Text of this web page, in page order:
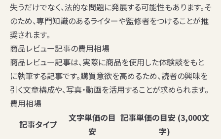
失うだけでなく、法的な問題に発展する可能性もあります。そ
のため、専門知識のあるライターや監修者をつけることが推
奨されます。
商品レビュー記事の費用相場
商品レビュー記事は、実際に商品を使用した体験談をもと
に執筆する記事です。購買意欲を高めるため、読者の興味を
引く文章構成や、写真・動画を活用することが求められます。
費用相場
記事タイプ
文字単価の目
安
記事単価の目安 (3,000文
字)